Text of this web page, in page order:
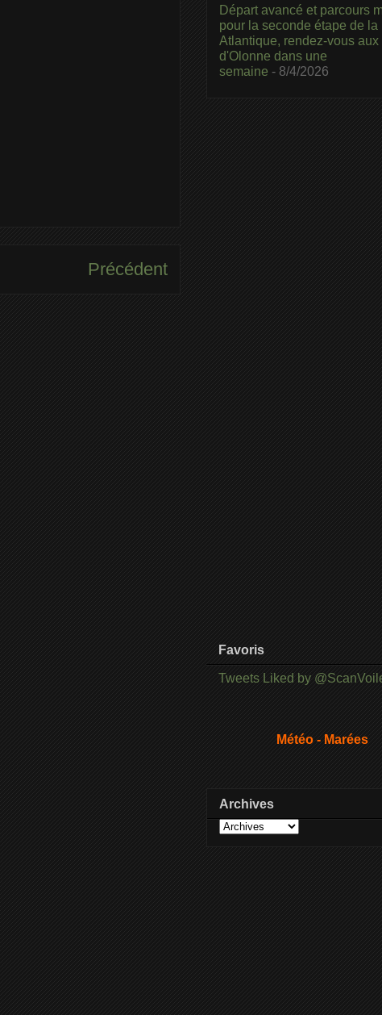
Précédent
Départ avancé et parcours
pour la seconde étape de la
Atlantique, rendez-vous
d'Olonne dans une
semaine - 8/4/2026
Favoris
Tweets Liked by
Météo - Marées
Archives